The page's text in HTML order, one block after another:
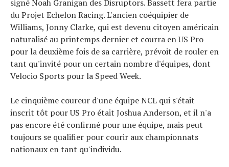
signé Noah Granigan des Disruptors. Bassett fera partie
du Projet Echelon Racing. L'ancien coéquipier de
Williams, Jonny Clarke, qui est devenu citoyen américain
naturalisé au printemps dernier et courra en US Pro
pour la deuxième fois de sa carrière, prévoit de rouler en
tant qu'invité pour un certain nombre d'équipes, dont
Velocio Sports pour la Speed ​​Week.
Le cinquième coureur d'une équipe NCL qui s'était
inscrit tôt pour US Pro était Joshua Anderson, et il n'a
pas encore été confirmé pour une équipe, mais peut
toujours se qualifier pour courir aux championnats
nationaux en tant qu'individu.